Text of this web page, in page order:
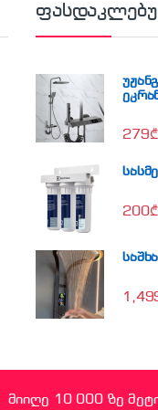
279₾
200₾
მიიღე 10 000 ზე